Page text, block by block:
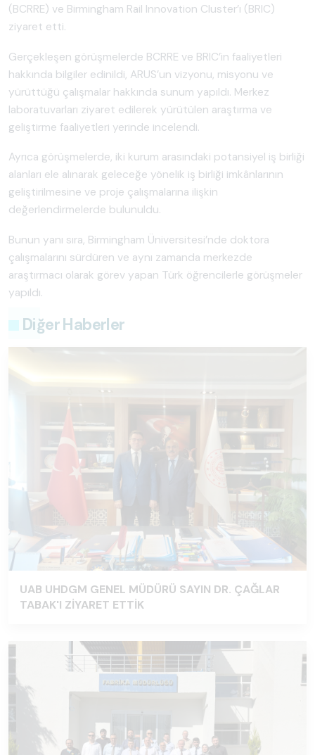
(BCRRE) ve Birmingham Rail Innovation Cluster’ı (BRIC)
ziyaret etti.
Gerçekleşen görüşmelerde BCRRE ve BRIC’in faaliyetleri
hakkında bilgiler edinildi, ARUS’un vizyonu, misyonu ve
yürüttüğü çalışmalar hakkında sunum yapıldı. Merkez
laboratuvarları ziyaret edilerek yürütülen araştırma ve
geliştirme faaliyetleri yerinde incelendi.
Ayrıca görüşmelerde, iki kurum arasındaki potansiyel iş birliği
alanları ele alınarak geleceğe yönelik iş birliği imkânlarının
geliştirilmesine ve proje çalışmalarına ilişkin
değerlendirmelerde bulunuldu.
Bunun yanı sıra, Birmingham Üniversitesi’nde doktora
çalışmalarını sürdüren ve aynı zamanda merkezde
araştırmacı olarak görev yapan Türk öğrencilerle görüşmeler
yapıldı.
Diğer Haberler
UAB UHDGM GENEL MÜDÜRÜ SAYIN DR. ÇAĞLAR
TABAK'I ZİYARET ETTİK